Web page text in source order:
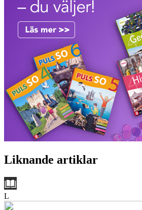
Liknande artiklar
L